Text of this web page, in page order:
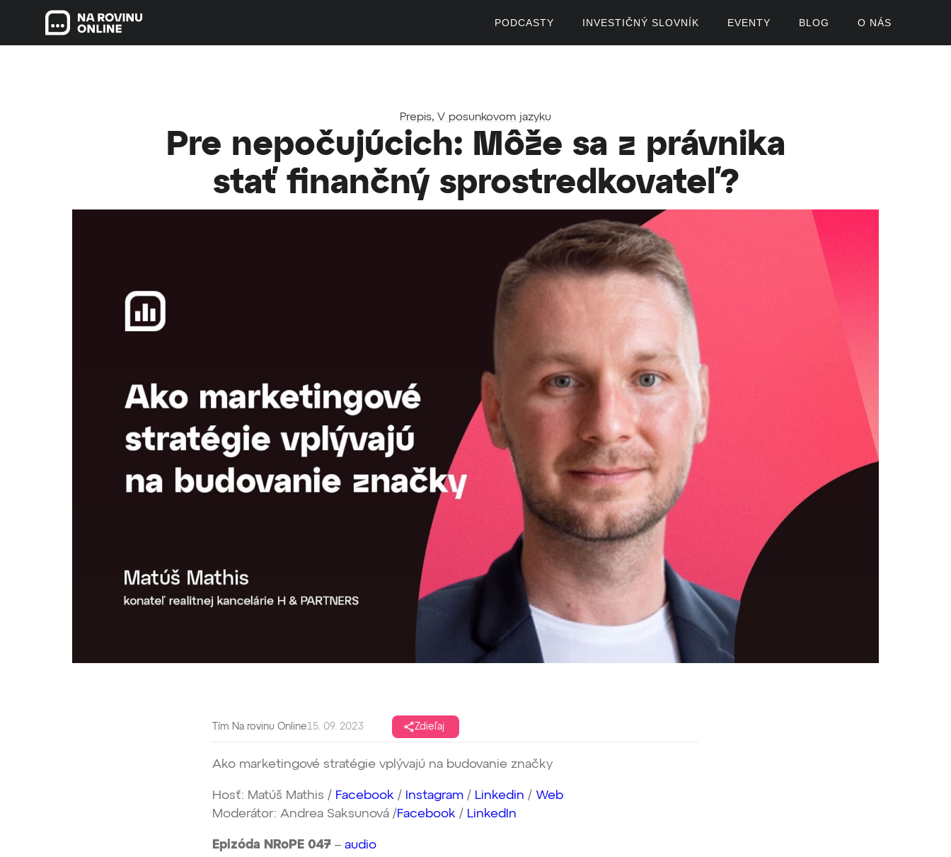
PODCASTY INVESTIČNÝ SLOVNÍK EVENTY BLOG O NÁS
Prepis, V posunkovom jazyku
Pre nepočujúcich: Môže sa z právnika
stať finančný sprostredkovateľ?
Tím Na rovinu Online15. 09. 2023 Zdieľaj
Ako marketingové stratégie vplývajú na budovanie značky
Hosť: Matúš Mathis / Facebook/ Instagram/ Linkedin / Web
Moderátor: Andrea Saksunová /Facebook/ LinkedIn
Epizóda NRoPE 047– audio